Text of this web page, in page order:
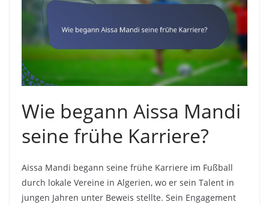
Wie begann Aissa Mandi
seine frühe Karriere?
Aissa Mandi begann seine frühe Karriere im Fußball
durch lokale Vereine in Algerien, wo er sein Talent in
jungen Jahren unter Beweis stellte. Sein Engagement